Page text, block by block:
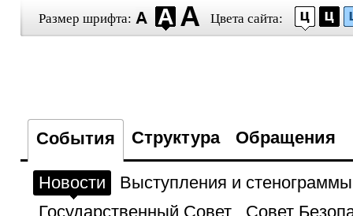
Размер шрифта: Цвета сайта:
События Структура Обращения
Новости
Выступления и стенограммы
Государственный Совет
Совет